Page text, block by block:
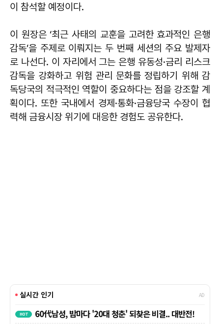
이 참석할 예정이다.
이 원장은 ‘최근 사태의 교훈을 고려한 효과적인 은행
감독’을 주제로 이뤄지는 두 번째 세션의 주요 발제자
로 나선다. 이 자리에서 그는 은행 유동성·금리 리스크
감독을 강화하고 위험 관리 문화를 정립하기 위해 감
독당국의 적극적인 역할이 중요하다는 점을 강조할 계
획이다. 또한 국내에서 경제·통화·금융당국 수장이 협
력해 금융시장 위기에 대응한 경험도 공유한다.